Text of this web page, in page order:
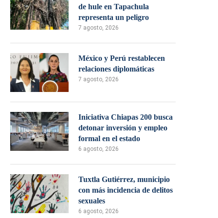
de hule en Tapachula
representa un peligro
7 agosto, 2026
México y Perú restablecen
relaciones diplomáticas
7 agosto, 2026
Iniciativa Chiapas 200 busca
detonar inversión y empleo
formal en el estado
6 agosto, 2026
Tuxtla Gutiérrez, municipio
con más incidencia de delitos
sexuales
6 agosto, 2026